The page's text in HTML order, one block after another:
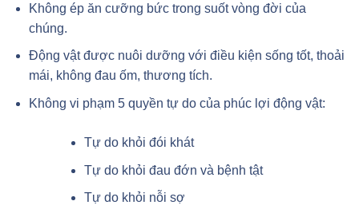
Không ép ăn cưỡng bức trong suốt vòng đời của
chúng.
Động vật được nuôi dưỡng với điều kiện sống tốt, thoải
mái, không đau ốm, thương tích.
Không vi phạm 5 quyền tự do của phúc lợi động vật:
Tự do khỏi đói khát
Tự do khỏi đau đớn và bệnh tật
Tự do khỏi nỗi sợ